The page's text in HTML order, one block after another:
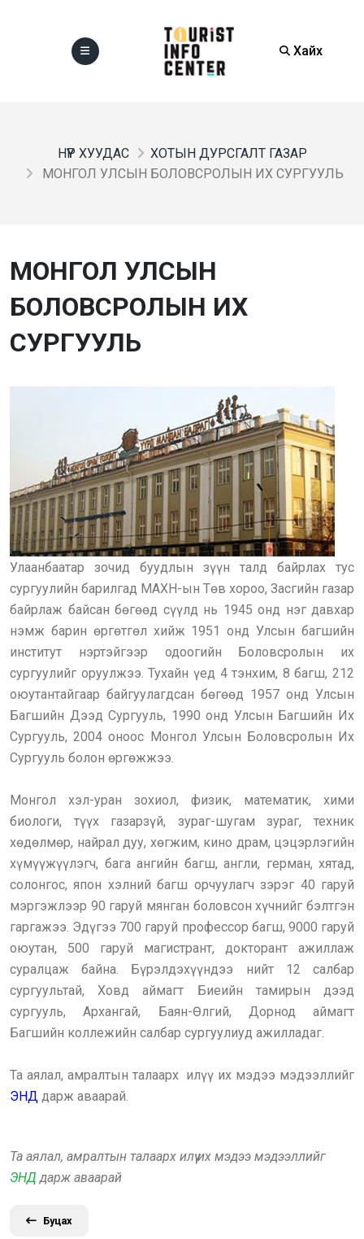
Хайх
НҮҮР ХУУДАС
ХОТЫН ДУРСГАЛТ ГАЗАР
МОНГОЛ УЛСЫН БОЛОВСРОЛЫН ИХ СУРГУУЛЬ
МОНГОЛ УЛСЫН
БОЛОВСРОЛЫН ИХ
СУРГУУЛЬ
Улаанбаатар зочид буудлын зүүн талд байрлах тус
сургуулийн барилгад МАХН-ын Төв хороо, Засгийн газар
байрлаж байсан бөгөөд сүүлд нь 1945 онд нэг давхар
нэмж барин өргөтгөл хийж 1951 онд Улсын багшийн
институт нэртэйгээр одоогийн Боловсролын их
сургуулийг оруулжээ. Тухайн үед 4 тэнхим, 8 багш, 212
оюутантайгаар байгуулагдсан бөгөөд 1957 онд Улсын
Багшийн Дээд Сургууль, 1990 онд Улсын Багшийн Их
Сургууль, 2004 оноос Монгол Улсын Боловсролын Их
Сургууль болон өргөжжээ.
Монгол хэл-уран зохиол, физик, математик, хими
биологи, түүх газарзүй, зураг-шугам зураг, техник
хөдөлмөр, найрал дуу, хөгжим, кино драм, цэцэрлэгийн
хүмүүжүүлэгч, бага ангийн багш, англи, герман, хятад,
солонгос, япон хэлний багш орчуулагч зэрэг 40 гаруй
мэргэжлээр 90 гаруй мянган боловсон хүчнийг бэлтгэн
гаргажээ. Эдүгээ 700 гаруй профессор багш, 9000 гаруй
оюутан, 500 гаруй магистрант, докторант ажиллаж
суралцаж байна. Бүрэлдэхүүндээ нийт 12 салбар
сургуультай, Ховд аймагт Биеийн тамирын дээд
сургууль, Архангай, Баян-Өлгий, Дорнод аймагт
Багшийн коллежийн салбар сургуулиуд ажилладаг.
Та аялал, амралтын талаарх илүү их мэдээ мэдээллийг
ЭНД дарж аваарай.
Та аялал, амралтын талаарх илүү их мэдээ мэдээллийг
ЭНД дарж аваарай
Буцах